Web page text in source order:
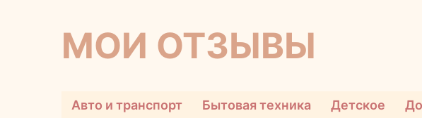
МОИ ОТЗЫВЫ
Авто и транспорт Бытовая техника Детское